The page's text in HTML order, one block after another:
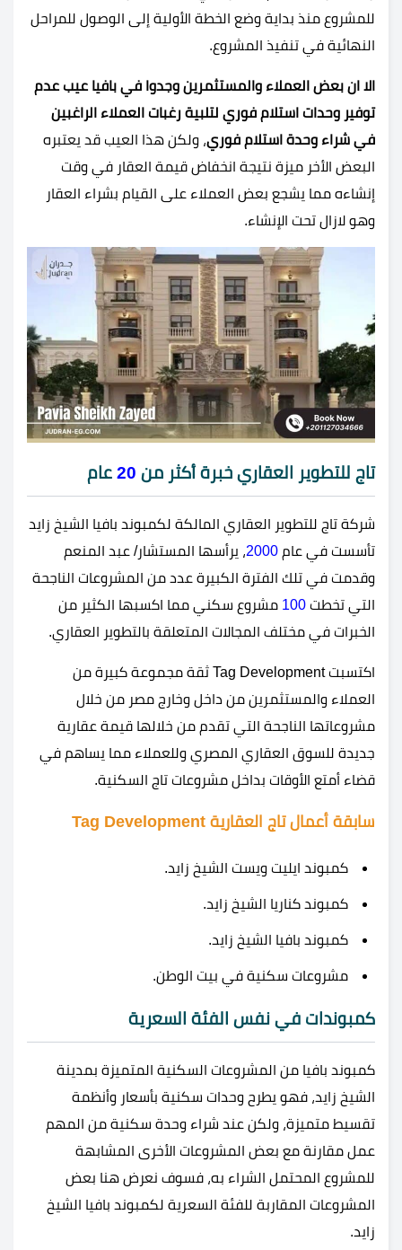
للمشروع منذ بداية وضع الخطة الأولية إلى الوصول للمراحل
النهائية في تنفيذ المشروع.
الا ان بعض العملاء والمستثمرين وجدوا في بافيا عيب عدم
توفير وحدات استلام فوري لتلبية رغبات العملاء الراغبين
في شراء وحدة استلام فوري، ولكن هذا العيب قد يعتبره
البعض الأخر ميزة نتيجة انخفاض قيمة العقار في وقت
إنشاءه مما يشجع بعض العملاء على القيام بشراء العقار
وهو لازال تحت الإنشاء.
تاج للتطوير العقاري خبرة أكثر من 20 عام
شركة تاج للتطوير العقاري المالكة لكمبوند بافيا الشيخ زايد
تأسست في عام 2000، يرأسها المستشار/ عبد المنعم
وقدمت في تلك الفترة الكبيرة عدد من المشروعات الناجحة
التي تخطت 100 مشروع سكني مما اكسبها الكثير من
الخبرات في مختلف المجالات المتعلقة بالتطوير العقاري.
اكتسبت Tag Development ثقة مجموعة كبيرة من
العملاء والمستثمرين من داخل وخارج مصر من خلال
مشروعاتها الناجحة التي تقدم من خلالها قيمة عقارية
جديدة للسوق العقاري المصري وللعملاء مما يساهم في
قضاء أمتع الأوقات بداخل مشروعات تاج السكنية.
سابقة أعمال تاج العقارية Tag Development
كمبوند ايليت ويست الشيخ زايد.
كمبوند كناريا الشيخ زايد.
كمبوند بافيا الشيخ زايد.
مشروعات سكنية في بيت الوطن.
كمبوندات في نفس الفئة السعرية
كمبوند بافيا من المشروعات السكنية المتميزة بمدينة
الشيخ زايد، فهو يطرح وحدات سكنية بأسعار وأنظمة
تقسيط متميزة، ولكن عند شراء وحدة سكنية من المهم
عمل مقارنة مع بعض المشروعات الأخرى المشابهة
للمشروع المحتمل الشراء به، فسوف نعرض هنا بعض
المشروعات المقاربة للفئة السعرية لكمبوند بافيا الشيخ
زايد.